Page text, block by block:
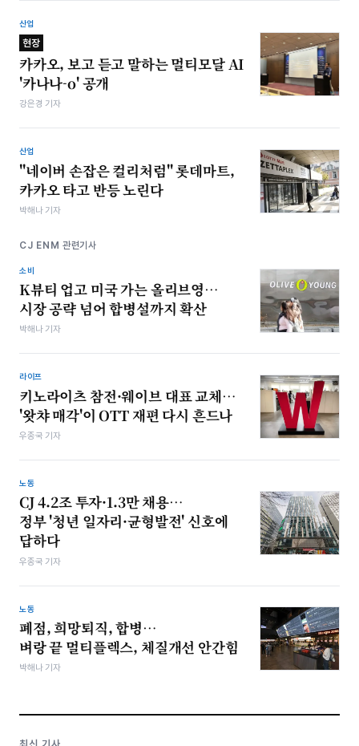
산업
현장
카카오, 보고 듣고 말하는 멀티모달 AI
'카나나-o' 공개
강은경 기자
산업
"네이버 손잡은 컬리처럼" 롯데마트,
카카오 타고 반등 노린다
박해나 기자
CJ ENM 관련기사
소비
K뷰티 업고 미국 가는 올리브영…
시장 공략 넘어 합병설까지 확산
박해나 기자
라이프
키노라이츠 참전·웨이브 대표 교체…
'왓챠 매각'이 OTT 재편 다시 흔드나
우종국 기자
노동
CJ 4.2조 투자·1.3만 채용…
정부 '청년 일자리·균형발전' 신호에
답하다
우종국 기자
노동
폐점, 희망퇴직, 합병…
벼랑 끝 멀티플렉스, 체질개선 안간힘
박해나 기자